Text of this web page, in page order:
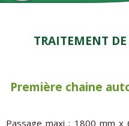
Traitement
Première chaine
Passage maxi : 1800 mm